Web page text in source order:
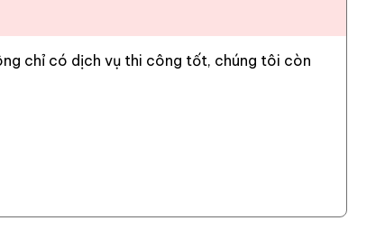
nó có bề mặt sáng bóng và láng cho nên mọi
thứ trở nên dễ dàng hơn rất nhiều với những bề
chỉ có dịch vụ thi công tốt, chúng tôi còn